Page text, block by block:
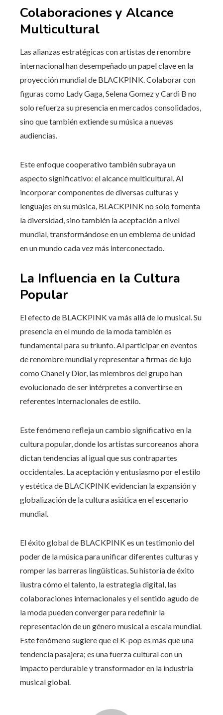
Colaboraciones y Alcance
Multicultural
Las alianzas estratégicas con artistas de renombre
internacional han desempeñado un papel clave en la
proyección mundial de BLACKPINK. Colaborar con
figuras como Lady Gaga, Selena Gomez y Cardi B no
solo refuerza su presencia en mercados consolidados,
sino que también extiende su música a nuevas
audiencias.
Este enfoque cooperativo también subraya un
aspecto significativo: el alcance multicultural. Al
incorporar componentes de diversas culturas y
lenguajes en su música, BLACKPINK no solo fomenta
la diversidad, sino también la aceptación a nivel
mundial, transformándose en un emblema de unidad
en un mundo cada vez más interconectado.
La Influencia en la Cultura
Popular
El efecto de BLACKPINK va más allá de lo musical. Su
presencia en el mundo de la moda también es
fundamental para su triunfo. Al participar en eventos
de renombre mundial y representar a firmas de lujo
como Chanel y Dior, las miembros del grupo han
evolucionado de ser intérpretes a convertirse en
referentes internacionales de estilo.
Este fenómeno refleja un cambio significativo en la
cultura popular, donde los artistas surcoreanos ahora
dictan tendencias al igual que sus contrapartes
occidentales. La aceptación y entusiasmo por el estilo
y estética de BLACKPINK evidencian la expansión y
globalización de la cultura asiática en el escenario
mundial.
El éxito global de BLACKPINK es un testimonio del
poder de la música para unificar diferentes culturas y
romper las barreras lingüísticas. Su historia de éxito
ilustra cómo el talento, la estrategia digital, las
colaboraciones internacionales y el sentido agudo de
la moda pueden converger para redefinir la
representación de un género musical a escala mundial.
Este fenómeno sugiere que el K-pop es más que una
tendencia pasajera; es una fuerza cultural con un
impacto perdurable y transformador en la industria
musical global.